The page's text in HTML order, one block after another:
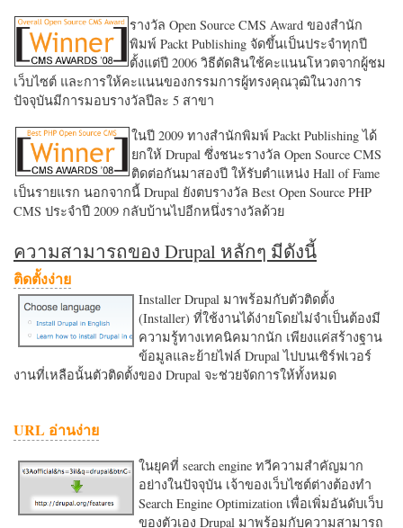
รางวัล Open Source CMS Award ของสำนัก
พิมพ์ Packt Publishing จัดขึ้นเป็นประจำทุกปี
ตั้งแต่ปี 2006 วิธีตัดสินใช้คะแนนโหวตจากผู้ชม
เว็บไซต์ และการให้คะแนนของกรรมการผู้ทรงคุณวุฒิในวงการ
ปัจจุบันมีการมอบรางวัลปีละ 5 สาขา
ในปี 2009 ทางสำนักพิมพ์ Packt Publishing ได้
ยกให้ Drupal ซึ่งชนะรางวัล Open Source CMS
ติดต่อกันมาสองปี ให้รับตำแหน่ง Hall of Fame
เป็นรายแรก นอกจากนี้ Drupal ยังตบรางวัล Best Open Source PHP
CMS ประจำปี 2009 กลับบ้านไปอีกหนึ่งรางวัลด้วย
ความสามารถของ Drupal หลักๆ มีดังนี้
ติดตั้งง่าย
Installer Drupal มาพร้อมกับตัวติดตั้ง
(Installer) ที่ใช้งานได้ง่ายโดยไม่จำเป็นต้องมี
ความรู้ทางเทคนิคมากนัก เพียงแค่สร้างฐาน
ข้อมูลและย้ายไฟล์ Drupal ไปบนเซิร์ฟเวอร์
งานที่เหลือนั้นตัวติดตั้งของ Drupal จะช่วยจัดการให้ทั้งหมด
URL อ่านง่าย
ในยุคที่ search engine ทวีความสำคัญมาก
อย่างในปัจจุบัน เจ้าของเว็บไซต์ต่างต้องทำ
Search Engine Optimization เพื่อเพิ่มอันดับเว็บ
ของตัวเอง Drupal มาพร้อมกับความสามารถ